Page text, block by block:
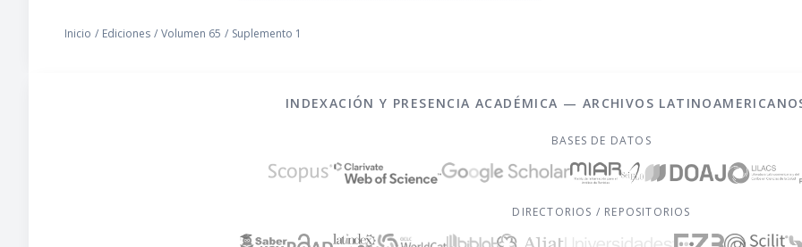
Inicio / Ediciones / Volumen 65 / Suplemento 1
INDEXACIÓN Y PRESENCIA ACADÉMICA — ARCHIVOS
BASES DE DATOS
DIRECTORIOS / REPOSITORIOS